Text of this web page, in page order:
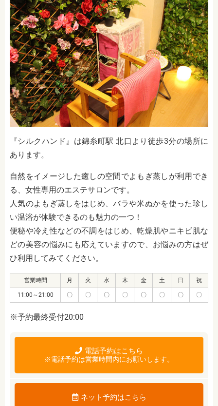
『シルクハンド』は錦糸町駅 北口より徒歩3分の場所に
あります。
自然をイメージした癒しの空間でよもぎ蒸しが利用でき
る、女性専用のエステサロンです。
人気のよもぎ蒸しをはじめ、バラや米ぬかを使った珍し
い温浴が体験できるのも魅力の一つ！
便秘や冷え性などの不調をはじめ、乾燥肌やニキビ肌な
どの美容の悩みにも応えていますので、お悩みの方はぜ
ひ利用してみてください。
営業時間 月 火 水 木 金 土 日 祝
11:00～21:00 〇 〇 〇 〇 〇 〇 〇 〇
※予約最終受付20:00
電話予約はこちら
※電話予約は営業時間内にお願いします。
ネット予約はこちら